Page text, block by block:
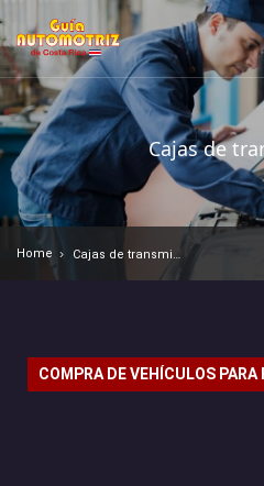
Cajas de
Home
COMPRA DE VEHÍCULOS PARA